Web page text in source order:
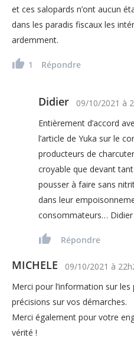
et ces salopards n’ont aucun
dans les paradis fiscaux les
ardemment.
1 Répondre
Didier 09/10/2021 à
Entièrement d’accord
l’article de Yuka sur le
producteurs de
croyable que devant
pousser à faire sans
dans leur
consommateurs… Didier
Répondre
MICHELE 09/10/2021 à
Merci pour l’information sur
précisions sur vos démarches.
Merci également pour votre
vérité !